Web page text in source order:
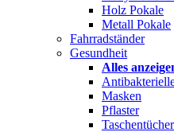
Holz Pokale
Metall Pokale
Fahrradständer
Gesundheit
Alles
Masken
Pflaster
Taschentücher